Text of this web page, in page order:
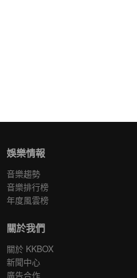
娛樂情報
音樂趨勢
音樂排行榜
年度風雲榜
關於我們
關於 KKBOX
新聞中心
廣告合作